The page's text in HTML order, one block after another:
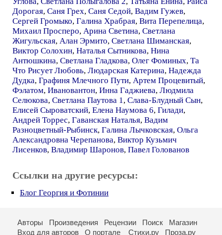
Дорогая, Саня Грех, Саня Седой, Вадим Гужев,
Сергей Громыко, Галина Храбрая, Вита Перепелица,
Михаил Просперо, Арина Светина, Светлана
Жигульская, Алан Эрмито, Светлана Шиманская,
Виктор Солохин, Наталья Сытникова, Нина
Антюшкина, Светлана Гладкова, Олег Фоминых, Та
Что Рисует Любовь, Людарская Катерина, Надежда
Дудка, Графиня Млечного Пути, Артем Процевитый,
Фэлатом, Ивановантон, Инна Гаджиева, Людмила
Селюкова, Светлана Паутова 1, Слава-Блудный Сын,
Елисей Сыроватский, Елена Наумова 6, Гилади,
Андрей Торрес, Гаванская Наталья, Вадим
Разноцветный-Рыбинск, Галина Лычковская, Ольга
Александровна Черепанова, Виктор Кузьмич
Лисенков, Владимир Шаронов, Павел Голованов
Ссылки на другие ресурсы:
Блог Георгия и Фотинии
Авторы Произведения Рецензии Поиск
Магазин
Вход для авторов
О портале Стихи.ру Проза.ру